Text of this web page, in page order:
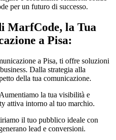
per un futuro di successo.
MarfCode, la Tua
a Pisa:
a Pisa, ti offre soluzioni
Dalla strategia alla
della tua comunicazione.
Aumentiamo la tua visibilità e
attiva intorno al tuo marchio.
il tuo pubblico ideale con
lead e conversioni.